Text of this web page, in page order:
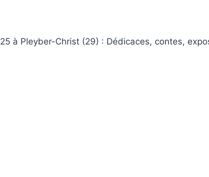
à Pleyber-Christ (29) : Dédicaces, contes,